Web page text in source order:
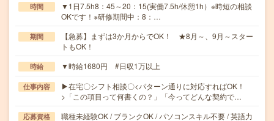
時間
▼1日7.5h8：45～20：15(実働7.5h/休憩1h）※時短の相談
OKです！※研修期間中：8：…
期間
【急募】まずは3か月からでOK！ ★8月～、9月～スター
トもOK！
時給 ▼時給1680円 #日収1万以上
仕事内容
▶在宅〇シフト相談〇<パターン通りに対応すればOK！
>「この項目って何書くの？」「今ってどんな契約で…
応募資格
職種未経験OK / ブランクOK / パソコンスキル不要 / 英語力